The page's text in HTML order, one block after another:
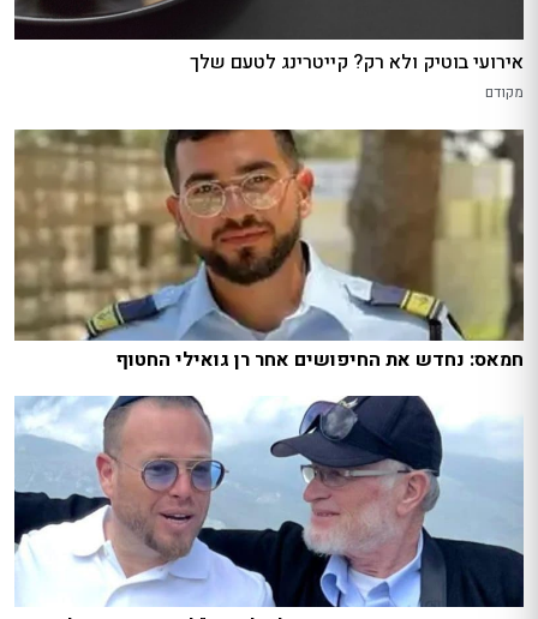
אירועי בוטיק ולא רק? קייטרינג לטעם שלך
מקודם
חמאס: נחדש את החיפושים אחר רן גואילי החטוף